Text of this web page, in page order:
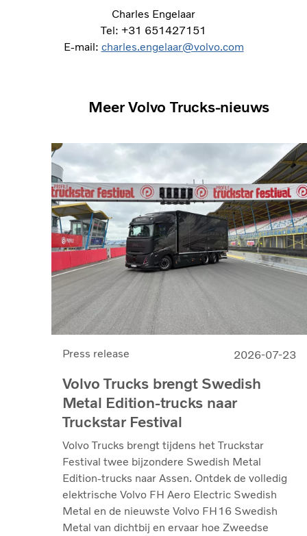
Charles Engelaar
Tel: +31 651427151
E-mail: charles.engelaar@volvo.com
Meer Volvo Trucks-nieuws
Press release 2026-07-23
Volvo Trucks brengt Swedish
Metal Edition-trucks naar
Truckstar Festival
Volvo Trucks brengt tijdens het Truckstar
Festival twee bijzondere Swedish Metal
Edition-trucks naar Assen. Ontdek de volledig
elektrische Volvo FH Aero Electric Swedish
Metal en de nieuwste Volvo FH16 Swedish
Metal van dichtbij en ervaar hoe Zweedse